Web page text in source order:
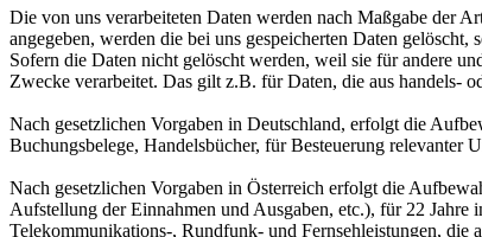
Die von uns verarbeiteten Daten werden nach Maßgabe der
angegeben, werden die bei uns gespeicherten Daten
Sofern die Daten nicht gelöscht werden, weil sie für andere
Zwecke verarbeitet. Das gilt z.B. für Daten, die aus handels-
Nach gesetzlichen Vorgaben in Deutschland, erfolgt die
Buchungsbelege, Handelsbücher, für Besteuerung relevanter
Nach gesetzlichen Vorgaben in Österreich erfolgt die
Aufstellung der Einnahmen und Ausgaben, etc.), für 22
Telekommunikations-, Rundfunk- und Fernsehleistungen,